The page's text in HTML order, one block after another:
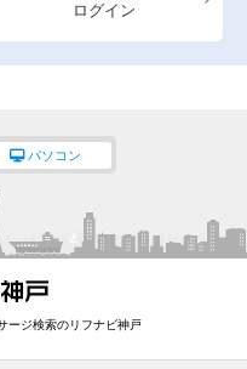
ログイン
パソコン
ージ検索のリフナビ神戸